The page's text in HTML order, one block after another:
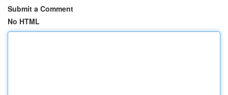
Submit a Comment
No HTML